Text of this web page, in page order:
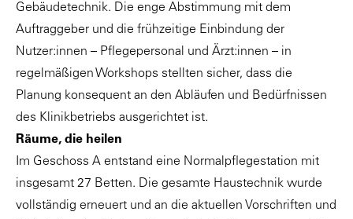
Gebäudetechnik. Die enge Abstimmung mit dem
Auftraggeber und die frühzeitige Einbindung der
Nutzer:innen – Pflegepersonal und Ärzt:innen – in
regelmäßigen Workshops stellten sicher, dass die
Planung konsequent an den Abläufen und Bedürfnissen
des Klinikbetriebs ausgerichtet ist.
Räume, die heilen
Im Geschoss A entstand eine Normalpflegestation mit
insgesamt 27 Betten. Die gesamte Haustechnik wurde
vollständig erneuert und an die aktuellen Vorschriften und